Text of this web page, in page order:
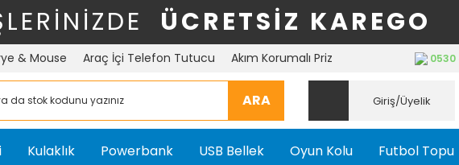
ÜCRETSİZ KAREGO
& Mouse Araç İçi Telefon Tutucu Akım Korumalı Priz 0530
ARA Giriş/Üyelik
Kulaklık Powerbank USB Bellek Oyun Kolu Futbol Topu